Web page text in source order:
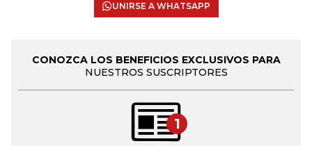
UNIRSE A WHATSAPP
CONOZCA LOS BENEFICIOS EXCLUSIVOS PARA
NUESTROS SUSCRIPTORES
1